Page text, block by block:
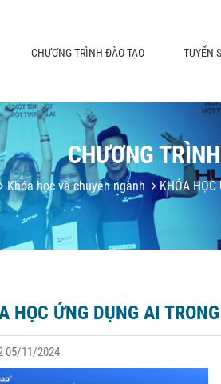
CHƯƠNG TRÌNH ĐÀO TẠO TUYỂN
CHƯƠNG
Khóa học và chuyên ngành KHÓA HỌC
HỌC ỨNG DỤNG AI
05/11/2024